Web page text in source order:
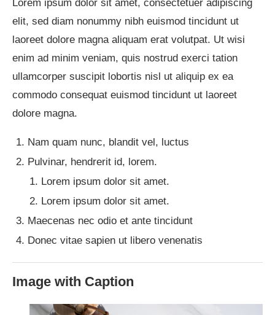
Lorem ipsum dolor sit amet, consectetuer adipiscing
elit, sed diam nonummy nibh euismod tincidunt ut
laoreet dolore magna aliquam erat volutpat. Ut wisi
enim ad minim veniam, quis nostrud exerci tation
ullamcorper suscipit lobortis nisl ut aliquip ex ea
commodo consequat euismod tincidunt ut laoreet
dolore magna.
Nam quam nunc, blandit vel, luctus
Pulvinar, hendrerit id, lorem.
Lorem ipsum dolor sit amet.
Lorem ipsum dolor sit amet.
Maecenas nec odio et ante tincidunt
Donec vitae sapien ut libero venenatis
Image with Caption